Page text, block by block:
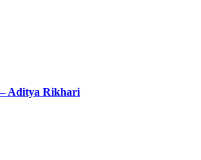
Aditya Rikhari